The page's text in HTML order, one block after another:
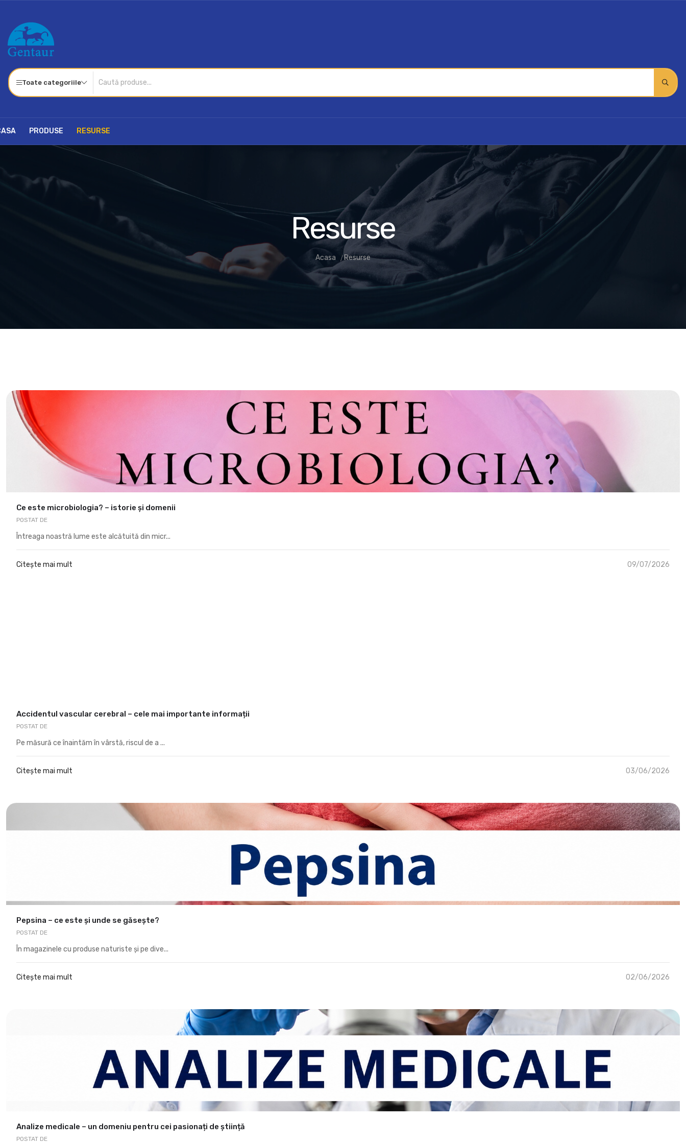
Toate categoriile
PRODUSE RESURSE
Resurse
Acasa Resurse
Ce este microbiologia? – istorie și domenii
POSTAT DE
Întreaga noastră lume este alcătuită din micr...
Citește mai mult 09/07/2026
Accidentul vascular cerebral – cele mai importante informații
POSTAT DE
Pe măsură ce înaintăm în vârstă, riscul de a ...
Citește mai mult 03/06/2026
Pepsina – ce este și unde se găsește?
POSTAT DE
În magazinele cu produse naturiste și pe dive...
Citește mai mult 02/06/2026
Analize medicale – un domeniu pentru cei pasionați de știință
POSTAT DE